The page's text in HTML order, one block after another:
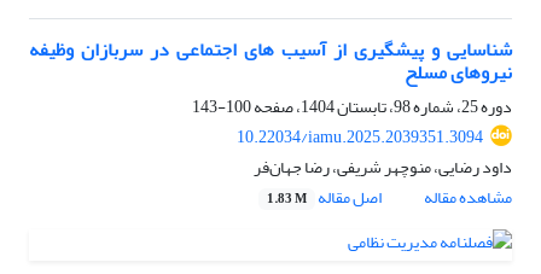
شناسایی و پیشگیری از آسیب های اجتماعی در سربازان وظیفه
نیروهای مسلح
دوره 25، شماره 98، تابستان 1404، صفحه
100-143
10.22034/iamu.2025.2039351.3094
داود رضایی، منوچهر شریفی، رضا جهان‌فر
مشاهده مقاله
اصل مقاله 1.83 M